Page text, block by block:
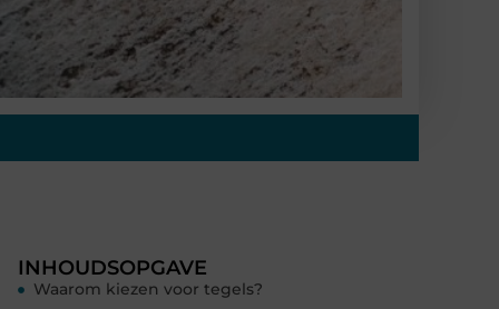
INHOUDSOPGAVE
Waarom kiezen voor tegels?